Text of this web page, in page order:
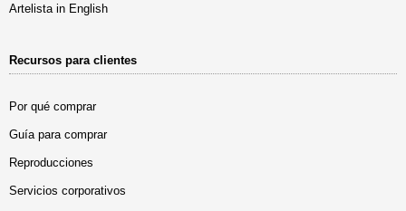
Artelista in English
Recursos para clientes
Por qué comprar
Guía para comprar
Reproducciones
Servicios corporativos